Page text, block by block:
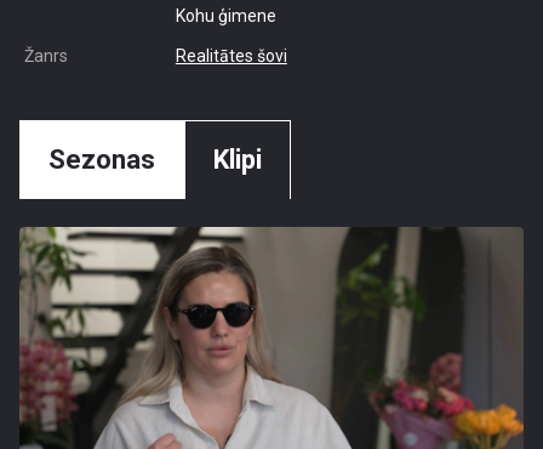
Kohu ģimene
Žanrs Realitātes šovi
Sezonas Klipi